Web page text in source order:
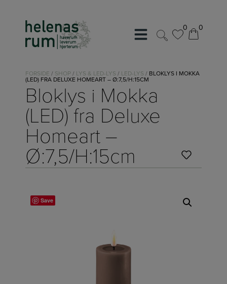
indholdet
0
0 0
0
FORSIDE / SHOP / LYS & LED-LYS / LED-LYS / BLOKLYS I MOKKA
(LED) FRA DELUXE HOMEART – Ø:7,5/H:15CM
Bloklys i Mokka
(LED) fra Deluxe
Homeart –
Ø:7,5/H:15cm
Save